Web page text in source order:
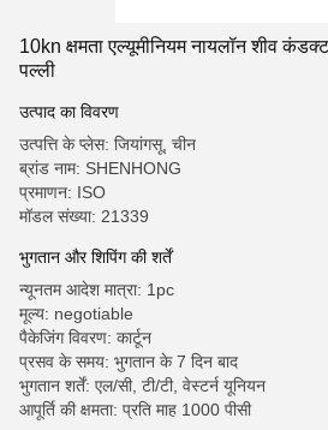
10kn क्षमता एल्यूमीनियम नायलॉन शीव
पल्ली
उत्पाद का विवरण
उत्पत्ति के प्लेस: जियांगसू, चीन
ब्रांड नाम: SHENHONG
प्रमाणन: ISO
मॉडल संख्या: 21339
भुगतान और शिपिंग की शर्तें
न्यूनतम आदेश मात्रा: 1pc
मूल्य: negotiable
पैकेजिंग विवरण: कार्टून
प्रसव के समय: भुगतान के 7 दिन बाद
भुगतान शर्तें: एल/सी, टी/टी, वेस्टर्न यूनियन
आपूर्ति की क्षमता: प्रति माह 1000 पीसी